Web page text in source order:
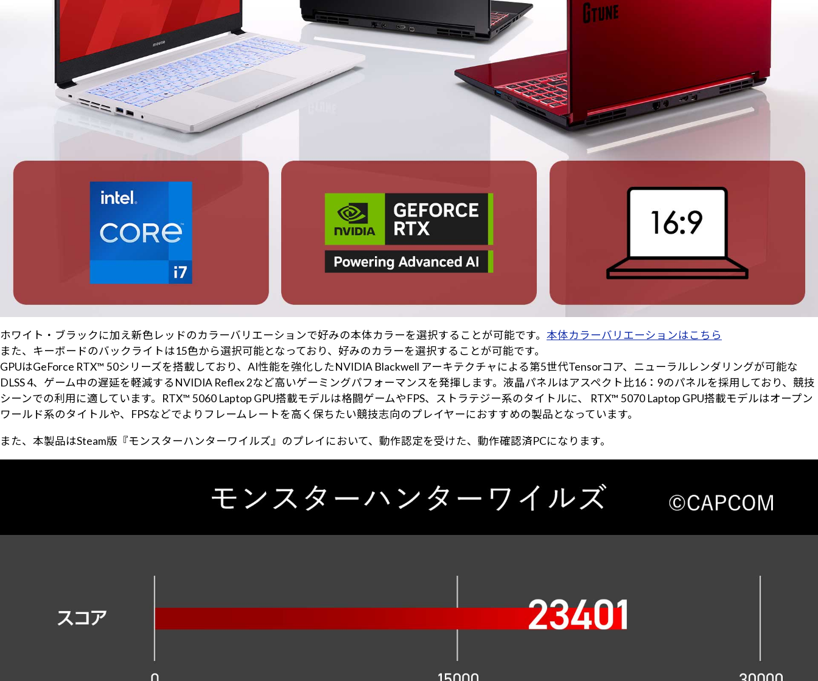
ホワイト・ブラックに加え新色レッドのカラーバリエーションで好みの本体カラーを選択することが可能です。 本体カラーバリエーションはこちら
また、キーボードのバックライトは15色から選択可能となっており、好みのカラーを選択することが可能です。
GPUはGeForce RTX™ 50シリーズを搭載しており、AI性能を強化したNVIDIA Blackwell アーキテクチャによる第5世代Tensorコア、ニューラルレンダリングが可能な
DLSS 4、ゲーム中の遅延を軽減するNVIDIA Reflex 2など高いゲーミングパフォーマンスを発揮します。液晶パネルはアスペクト比16：9のパネルを採用しており、競技
シーンでの利用に適しています。RTX™ 5060 Laptop GPU搭載モデルは格闘ゲームやFPS、ストラテジー系のタイトルに、 RTX™ 5070 Laptop GPU搭載モデルはオープン
ワールド系のタイトルや、FPSなどでよりフレームレートを高く保ちたい競技志向のプレイヤーにおすすめの製品となっています。
また、本製品はSteam版『モンスターハンターワイルズ』のプレイにおいて、動作認定を受けた、動作確認済PCになります。